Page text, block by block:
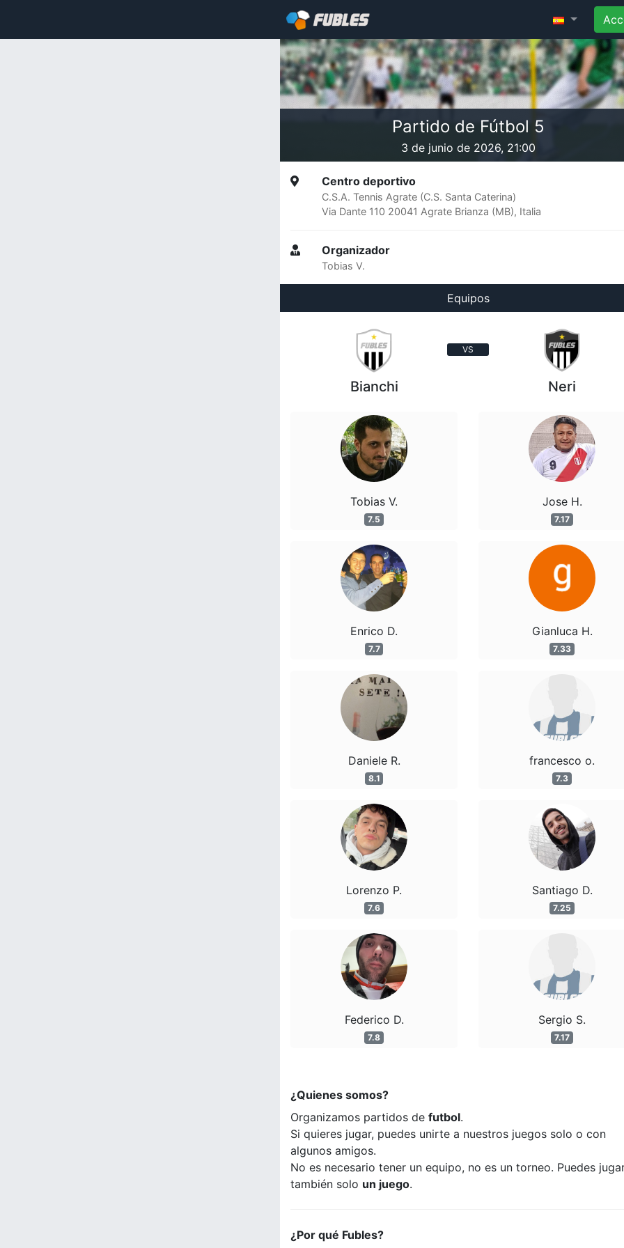
Partido de Fútbol 5
3 de junio de 2026, 21:00
Centro deportivo
C.S.A. Tennis Agrate (C.S. Santa Caterina)
Via Dante 110 20041 Agrate Brianza (MB), Italia
Organizador
Tobias V.
Equipos
VS
Bianchi
Tobias V.
7.5
Enrico D.
7.7
Daniele R.
8.1
Lorenzo P.
7.6
Federico D.
7.8
Neri
Jose H.
7.17
Gianluca H.
7.33
francesco o.
7.3
Santiago D.
7.25
Sergio S.
7.17
¿Quienes somos?
Organizamos partidos de futbol.
Si quieres jugar, puedes unirte a nuestros juegos solo o con
algunos amigos.
No es necesario tener un equipo, no es un torneo. Puedes
también solo un juego.
¿Por qué Fubles?